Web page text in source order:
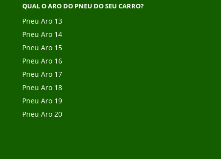
QUAL O ARO DO PNEU DO SEU CARRO?
Pneu Aro 13
Pneu Aro 14
Pneu Aro 15
Pneu Aro 16
Pneu Aro 17
Pneu Aro 18
Pneu Aro 19
Pneu Aro 20